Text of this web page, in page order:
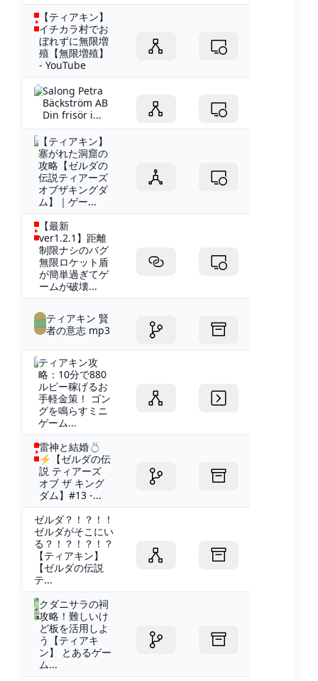
【ティアキン】
イチカラ村でお
ぼれずに無限増
殖【無限増殖】
- YouTube
Salong Petra
Bäckström AB
Din frisör i...
【ティアキン】
塞がれた洞窟の
攻略【ゼルダの
伝説ティアーズ
オブザキングダ
ム】｜ゲー...
【最新
ver1.2.1】距離
制限ナシのバグ
無限ロケット盾
が簡単過ぎてゲ
ームが破壊...
ティアキン 賢
者の意志 mp3
ティアキン攻
略：10分で880
ルピー稼げるお
手軽金策！ ゴン
グを鳴らすミニ
ゲーム...
雷神と結婚💍
⚡【ゼルダの伝
説 ティアーズ
オブ ザ キング
ダム】#13 -...
ゼルダ？！？！！
ゼルダがそこにい
る？！？！？！？
【ティアキン】
【ゼルダの伝説
テ...
クダニサラの祠
攻略！難しいけ
ど板を活用しよ
う【ティアキ
ン】 とあるゲー
ム...